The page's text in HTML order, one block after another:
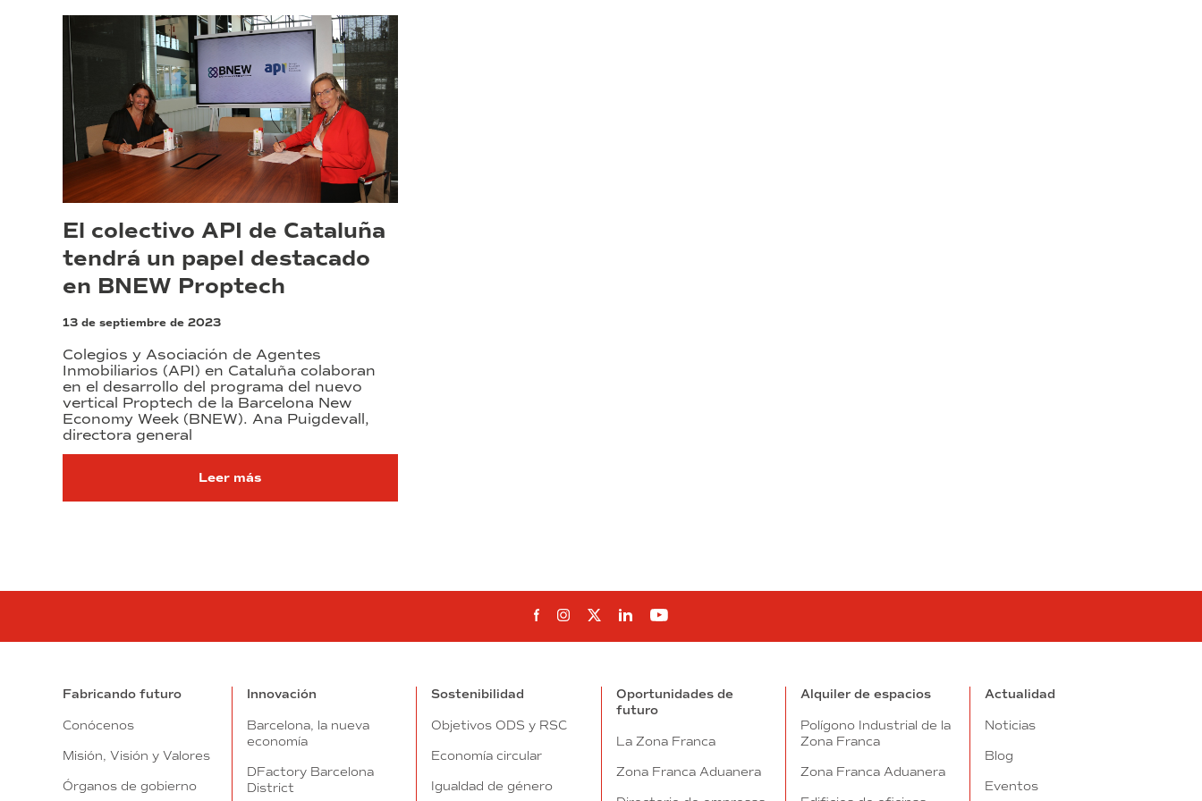
El colectivo API de Cataluña
tendrá un papel destacado
en BNEW Proptech
13 de septiembre de 2023
Colegios y Asociación de Agentes
Inmobiliarios (API) en Cataluña colaboran
en el desarrollo del programa del nuevo
vertical Proptech de la Barcelona New
Economy Week (BNEW). Ana Puigdevall,
directora general
Leer más
Síguenos en Facebook
Síguenos en Instagram
Síguenos en Twitter
Síguenos en Linkedin
Síguenos en Youtube
Fabricando futuro
Conócenos
Misión, Visión y Valores
Órganos de gobierno
Innovación
Barcelona, la nueva
economía
DFactory Barcelona
District
Sostenibilidad
Objetivos ODS y RSC
Economía circular
Igualdad de género
Oportunidades de
futuro
La Zona Franca
Zona Franca Aduanera
Alquiler de espacios
Polígono Industrial de la
Zona Franca
Zona Franca Aduanera
Actualidad
Noticias
Blog
Eventos